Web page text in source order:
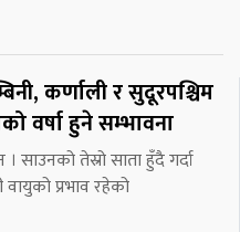
कर्णाली र सुदूरपश्चिम
वर्षा हुने सम्भावना
साउनको तेस्रो साता हुँदै गर्दा
प्रभाव रहेको